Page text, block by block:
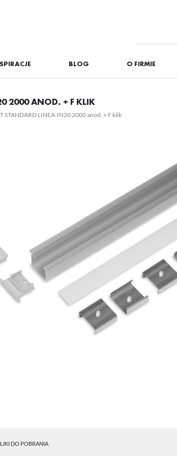
BLOG O FIRMIE
Zapomniałem hasła
ZALOGUJ SIĘ
2000 ANOD. + F KLIK
STANDARD LINEA-IN20 2000 anod. + F klik
DO POBRANIA